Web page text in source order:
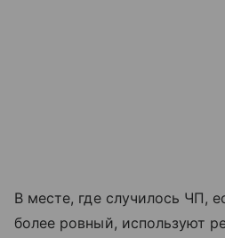
В месте, где случилось ЧП,
более ровный, используют